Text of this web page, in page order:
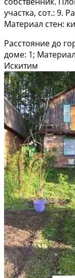
участка, сот.: 9.
Материал стен:
Расстояние до
доме: 1;
Искитим